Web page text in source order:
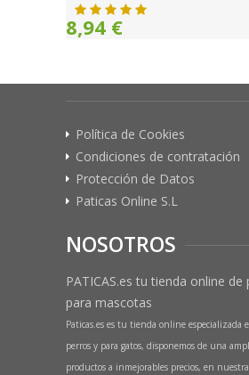
8,94 €
Política de Cookies
Condiciones de contratación
Protección de Datos
Paticas Online S.L
NOSOTROS
PATICAS.es tu tienda online
para mascotas
Paticas.es es tu tienda online especializada
perros y para gatos, disponemos de una
productos a inmejorables precios, en